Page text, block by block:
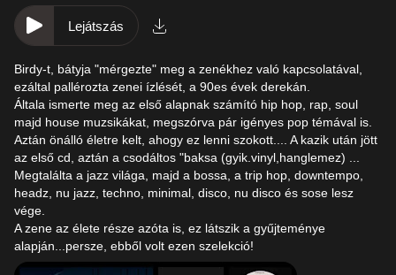
Lejátszás
Birdy-t, bátyja "mérgezte" meg a zenékhez való kapcsolatával,
ezáltal pallérozta zenei ízlését, a 90es évek derekán.
Általa ismerte meg az első alapnak számító hip hop, rap, soul
majd house muzsikákat, megszórva pár igényes pop témával is.
Aztán önálló életre kelt, ahogy ez lenni szokott.... A kazik után jött
az első cd, aztán a csodáltos "baksa (gyik.vinyl,hanglemez) ...
Megtalálta a jazz világa, majd a bossa, a trip hop, downtempo,
headz, nu jazz, techno, minimal, disco, nu disco és sose lesz
vége.
A zene az élete része azóta is, ez látszik a gyűjteménye
alapján...persze, ebből volt ezen szelekció!